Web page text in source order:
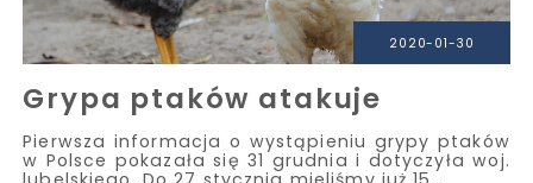
2020-01-30
Grypa ptaków atakuje
Pierwsza informacja o wystąpieniu grypy ptaków
w Polsce pokazała się 31 grudnia i dotyczyła woj.